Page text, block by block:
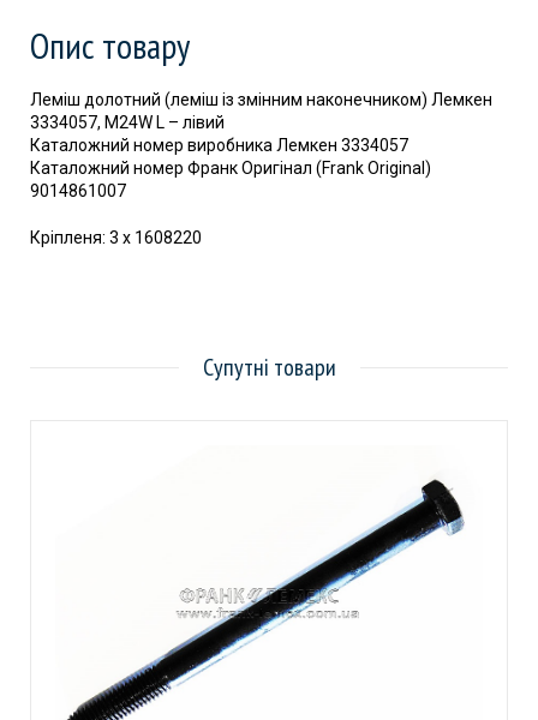
Опис товару
Леміш долотний (леміш із змінним наконечником) Лемкен
3334057, M24W L – лівий
Каталожний номер виробника Лемкен 3334057
Каталожний номер Франк Оригінал (Frank Original)
9014861007
Кріпленя: 3 x 1608220
Супутні товари